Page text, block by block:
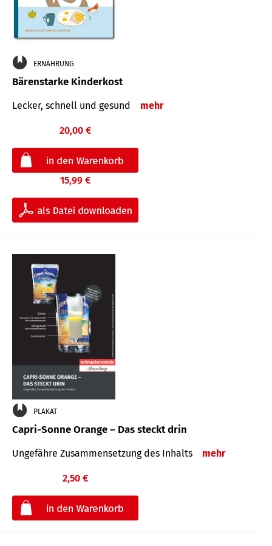
ERNÄHRUNG
Bärenstarke Kinderkost
Lecker, schnell und gesund mehr
20,00 €
15,99 €
PLAKAT
Capri-Sonne Orange – Das steckt drin
Ungefähre Zu­sammen­setzung des Inhalts mehr
2,50 €